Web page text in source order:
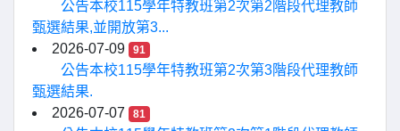
公告本校115學年特教班第2次第2階段代理教師
甄選結果,並開放第3...
2026-07-09
91
公告本校115學年特教班第2次第3階段代理教師
甄選結果.
2026-07-07
81